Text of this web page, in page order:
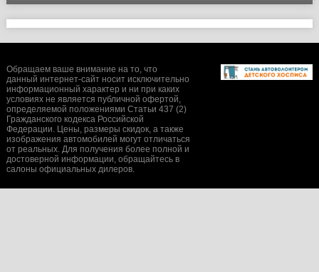
Обращаем ваше внимание на то, что
данный интернет-сайт носит исключительно
информационный характер и ни при каких
условиях не является публичной офертой,
определяемой положениями Статьи 437 (2)
Гражданского кодекса Российской
Федерации. Цены, размеры скидок, а также
изображения автомобилей могут отличаться
от реальных. Для получения более полной и
достоверной информации, обращайтесь в
салоны официальных дилеров.